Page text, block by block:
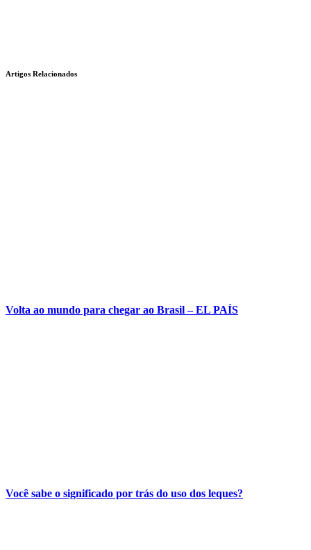
Artigos Relacionados
Volta ao mundo para chegar ao Brasil – EL PAÍS
Você sabe o significado por trás do uso dos leques?